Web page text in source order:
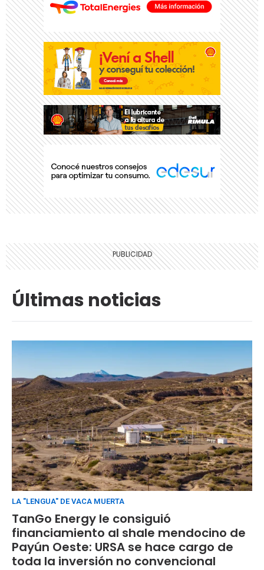
Últimas noticias
LA "LENGUA" DE VACA MUERTA
TanGo Energy le consiguió
financiamiento al shale mendocino de
Payún Oeste: URSA se hace cargo de
toda la inversión no convencional